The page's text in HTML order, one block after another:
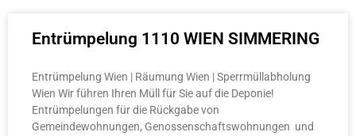
Entrümpelung 1110 WIEN SIMMERING
Entrümpelung Wien | Räumung Wien | Sperrmüllabholung
Wien Wir führen Ihren Müll für Sie auf die Deponie!
Entrümpelungen für die Rückgabe von
Gemeindewohnungen, Genossenschaftswohnungen und